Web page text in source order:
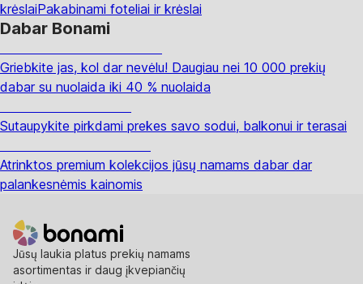
krėslaiPakabinami foteliai ir krėslai
Dabar Bonami
Griebkite jas, kol dar nevėlu! Daugiau nei 10 000 prekių
dabar su nuolaida iki 40 % nuolaida
Sutaupykite pirkdami prekes savo sodui, balkonui ir terasai
Atrinktos premium kolekcijos jūsų namams dabar dar
palankesnėmis kainomis
Jūsų laukia platus prekių namams
asortimentas ir daug įkvepiančių